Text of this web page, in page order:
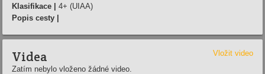
Klasifikace |
4+ (UIAA)
Popis cesty |
Videa
Vložit video
Zatím nebylo vloženo žádné video.